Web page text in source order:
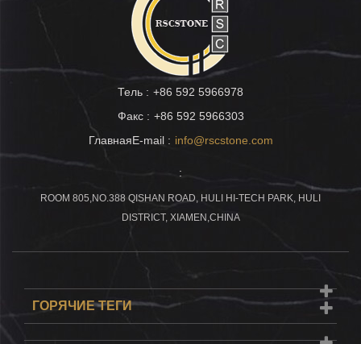
Тель : +86 592 5966978
Факс : +86 592 5966303
ГлавнаяE-mail : info@rscstone.com
:
ROOM 805,NO.388 QISHAN ROAD, HULI HI-TECH PARK, HULI
DISTRICT, XIAMEN,CHINA
ГОРЯЧИЕ ТЕГИ